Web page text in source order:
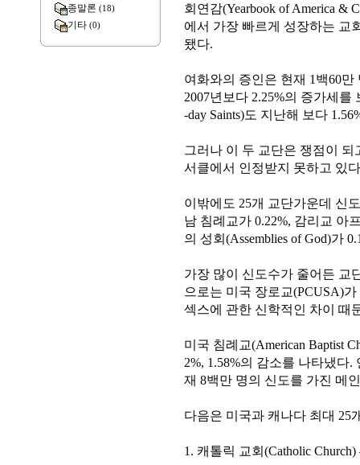
종말론 (18)
기타 (0)
회연감(Yearbook of America &
에서 가장 빠르게 성장하는 교
됐다.
여화와의 증인은 현재 1백60
2007년보다 2.25%의 증가세를
-day Saints)도 지난해 보다
그러나 이 두 교단은 쟁점이
서클에서 인정받지 못하고 있
이밖에도 25개 교단가운데 신
남 침례교가 0.22%, 감리교 아
의 성회(Assemblies of God)가
가장 많이 신도수가 줄어든 교
으로는 미국 장로교(PCUSA)
섹스에 관한 신학적인 차이 때
미국 침례교(American Baptist
2%, 1.58%의 감소를 나타냈다
재 8백만 명의 신도를 가진 메
다음은 미국과 캐나다 최대 25
1. 캐톨릭 교회(Catholic Church)